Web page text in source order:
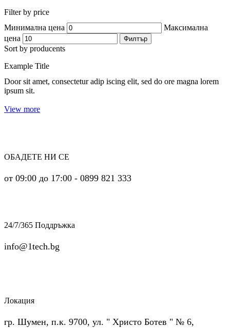
Filter by price
Минимална цена
Максимална
цена
Филтър
Sort by producents
Example Title
Door sit amet, consectetur adip iscing elit, sed do ore magna lorem
ipsum sit.
View more
ОБАДЕТЕ НИ СЕ
от 09:00 до 17:00 - 0899 821 333
24/7/365 Поддръжка
info@1tech.bg
Локация
гр. Шумен, п.к. 9700, ул. " Христо Ботев " № 6,